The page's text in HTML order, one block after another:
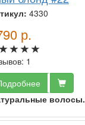
4330
р.
1
волосы.